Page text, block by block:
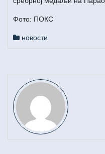
Фото: ПОКС
новости